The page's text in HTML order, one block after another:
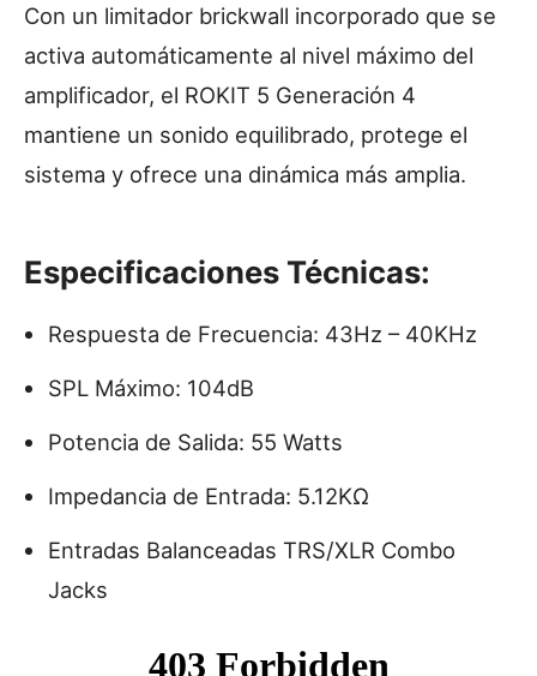
Con un limitador brickwall incorporado que se
activa automáticamente al nivel máximo del
amplificador, el ROKIT 5 Generación 4
mantiene un sonido equilibrado, protege el
sistema y ofrece una dinámica más amplia.
Especificaciones Técnicas:
Respuesta de Frecuencia: 43Hz – 40KHz
SPL Máximo: 104dB
Potencia de Salida: 55 Watts
Impedancia de Entrada: 5.12KΩ
Entradas Balanceadas TRS/XLR Combo
Jacks